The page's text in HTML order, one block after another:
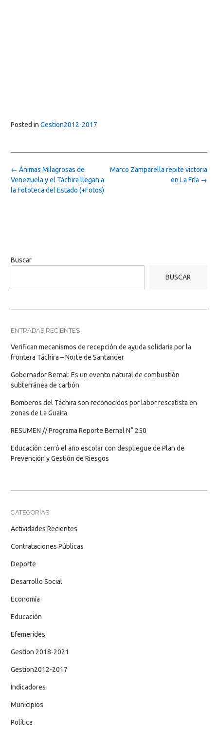
Posted in Gestion2012-2017
Post
navigation
Marco Zamparella repite victoria
en La Fría →
← Ánimas Milagrosas de
Venezuela y el Táchira llegan a
la Fototeca del Estado (+Fotos)
Buscar
BUSCAR
ENTRADAS RECIENTES
Verifican mecanismos de recepción de ayuda solidaria por la
frontera Táchira – Norte de Santander
Gobernador Bernal: Es un evento natural de combustión
subterránea de carbón
Bomberos del Táchira son reconocidos por labor rescatista en
zonas de La Guaira
RESUMEN // Programa Reporte Bernal N° 250
Educación cerró el año escolar con despliegue de Plan de
Prevención y Gestión de Riesgos
CATEGORÍAS
Actividades Recientes
Contrataciones Públicas
Deporte
Desarrollo Social
Economía
Educación
Efemerides
Gestion 2018-2021
Gestion2012-2017
Indicadores
Municipios
Política